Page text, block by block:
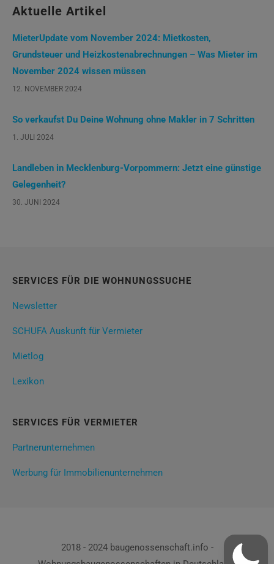
Aktuelle Artikel
MieterUpdate vom November 2024: Mietkosten,
Grundsteuer und Heizkostenabrechnungen – Was Mieter im
November 2024 wissen müssen
12. NOVEMBER 2024
So verkaufst Du Deine Wohnung ohne Makler in 7 Schritten
1. JULI 2024
Landleben in Mecklenburg-Vorpommern: Jetzt eine günstige
Gelegenheit?
30. JUNI 2024
SERVICES FÜR DIE WOHNUNGSSUCHE
Newsletter
SCHUFA Auskunft für Vermieter
Mietlog
Lexikon
SERVICES FÜR VERMIETER
Partnerunternehmen
Werbung für Immobilienunternehmen
2018 - 2024 baugenossenschaft.info -